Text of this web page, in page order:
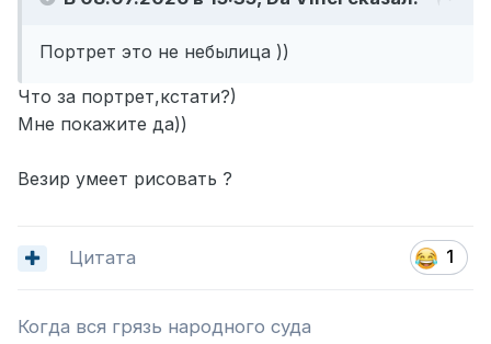
Портрет это не небылица ))
Что за портрет,кстати?)
Мне покажите да))
Везир умеет рисовать ?
1
Цитата
Когда вся грязь народного суда